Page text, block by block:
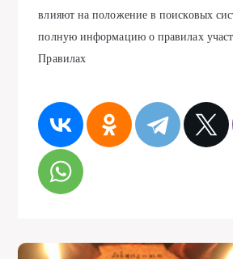
влияют на положение в поисковых
полную информацию о правилах
Правилах